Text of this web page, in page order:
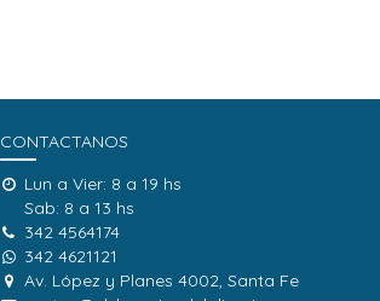
CONTACTANOS
Lun a Vier: 8 a 19 hs
Sab: 8 a 13 hs
342 4564174
342 4621121
Av. López y Planes 4002, Santa Fe